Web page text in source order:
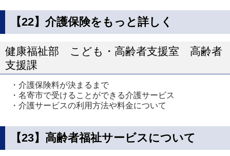
【22】介護保険をもっと詳しく
健康福祉部 こども・高齢者支援室 高齢者
支援課
・介護保険料が決まるまで
・名寄市で受けることができる介護サービス
・介護サービスの利用方法や料金について
【23】高齢者福祉サービスについて